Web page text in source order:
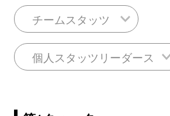
チームスタッツ
個人スタッツリーダース